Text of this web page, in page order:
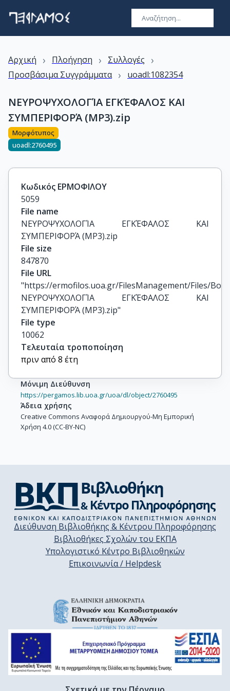
Αρχική › Πλοήγηση › Συλλογές ›
Προσβάσιμα Συγγράμματα › uoadl:1082354
ΝΕΥΡΟΨΥΧΟΛΟΓΊΑ ΕΓΚΈΦΑΛΟΣ ΚΑΙ
ΣΥΜΠΕΡΙΦΟΡΆ (MP3).zip
Μορφότυπος
uoadl:2760495
Κωδικός ΕΡΜΟΦΙΛΟΥ
5059
File name
ΝΕΥΡΟΨΥΧΟΛΟΓΊΑ ΕΓΚΈΦΑΛΟΣ ΚΑΙ
ΣΥΜΠΕΡΙΦΟΡΆ (MP3).zip
File size
847870
File URL
"https://ermofilos.uoa.gr/FilesManagement/Files/
ΝΕΥΡΟΨΥΧΟΛΟΓΊΑ ΕΓΚΈΦΑΛΟΣ ΚΑΙ
ΣΥΜΠΕΡΙΦΟΡΆ (MP3).zip"
File type
10062
Τελευταία τροποποίηση
πριν από 8 έτη
Μόνιμη Διεύθυνση
https://pergamos.lib.uoa.gr/uoa/dl/object/2760495
Άδεια χρήσης
Creative Commons Αναφορά Δημιουργού-Μη Εμπορική
Χρήση 4.0 (CC-BY-NC)
Διεύθυνση Βιβλιοθήκης & Κέντρου Πληροφόρησης
Βιβλιοθήκες Σχολών του ΕΚΠΑ
Υπολογιστικό Κέντρο Βιβλιοθηκών
Επικοινωνία / Helpdesk